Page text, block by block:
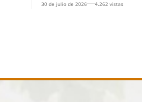
30 de julio de 2026 4.262 vistas